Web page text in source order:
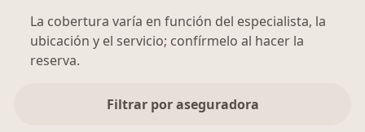
La cobertura varía en función del especialista, la
ubicación y el servicio; confírmelo al hacer la
reserva.
Filtrar por aseguradora